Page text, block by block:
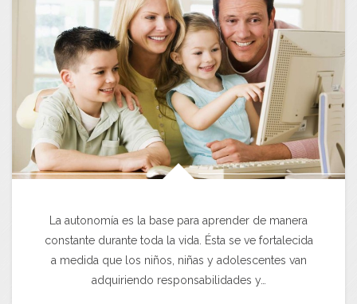
La autonomía es la base para aprender de manera
constante durante toda la vida. Ésta se ve fortalecida
a medida que los niños, niñas y adolescentes van
adquiriendo responsabilidades y…